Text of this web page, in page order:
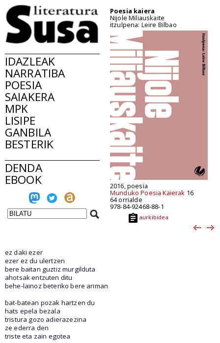
IDAZLEAK
NARRATIBA
POESIA
SAIAKERA
MPK
LISIPE
GANBILA
BESTERIK
DENDA
EBOOK
Poesia kaiera
Nijole Miliauskaite
itzulpena: Leire Bilbao
2016, poesia
Munduko Poesia Kaierak 16
64 orrialde
978-84-92468-88-1
aurkibidea
ez daki ezer
ezer ez du ulertzen
bere baitan guztiz murgilduta
ahotsak entzuten ditu
behe-lainoz beteriko bere ariman
bat-batean pozak hartzen du
hats epela bezala
tristura gozo adierazezina
ze ederra den
triste eta zain egotea